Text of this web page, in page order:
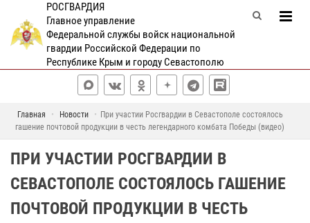
РОСГВАРДИЯ
Главное управление
Федеральной службы войск национальной
гвардии Российской Федерации по
Республике Крым и городу Севастополю
Главная Новости
При участии Росгвардии в Севастополе состоялось
гашение почтовой продукции в честь легендарного комбата Победы (видео)
ПРИ УЧАСТИИ РОСГВАРДИИ В
СЕВАСТОПОЛЕ СОСТОЯЛОСЬ ГАШЕНИЕ
ПОЧТОВОЙ ПРОДУКЦИИ В ЧЕСТЬ